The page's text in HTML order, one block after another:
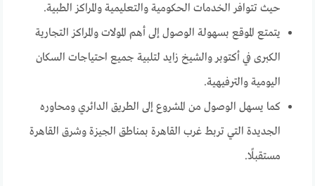
حيث تتوافر الخدمات الحكومية والتعليمية والمراكز الطبية.
يتمتع الموقع بسهولة الوصول إلى أهم المولات والمراكز التجارية
الكبرى في أكتوبر والشيخ زايد لتلبية جميع احتياجات السكان
اليومية والترفيهية.
كما يسهل الوصول من المشروع إلى الطريق الدائري ومحاوره
الجديدة التي تربط غرب القاهرة بمناطق الجيزة وشرق القاهرة
مستقبلًا.